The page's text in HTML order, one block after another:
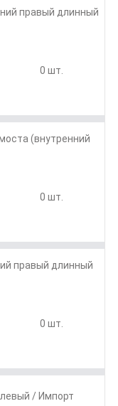
правый длинный
0 шт.
(внутренний
0 шт.
правый длинный
0 шт.
/ Импорт